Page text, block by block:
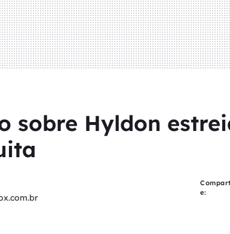
sobre Hyldon
e: